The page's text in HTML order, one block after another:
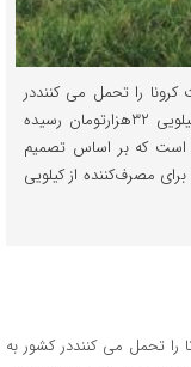
را تحمل می کننددر
کشور به کیلویی ۳۸هزار تومان و در مازندران به کیلویی ۳۲هزارتومان رسیده
است که بر اساس تصمیم
مصرف‌کننده از کیلویی
تحمل می کننددر کشور به